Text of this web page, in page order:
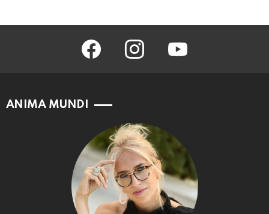
facebook instagram youtube
ANIMA MUNDI